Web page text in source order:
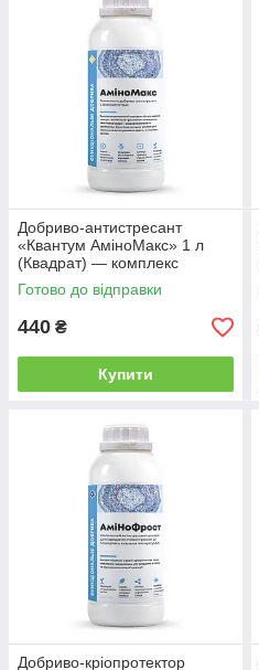
Добриво-антистресант
«Квантум АміноМакс» 1 л
(Квадрат) — комплекс
амінокислот від посухи та
стресів
Готово до відправки
440 ₴
Купити
Добриво-кріопротектор